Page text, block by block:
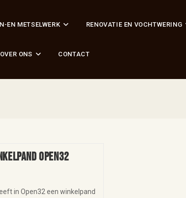
EN METSELWERK RENOVATIE EN VOCHTWERING
OVER ONS CONTACT
Open32
in Open32 een winkelpand